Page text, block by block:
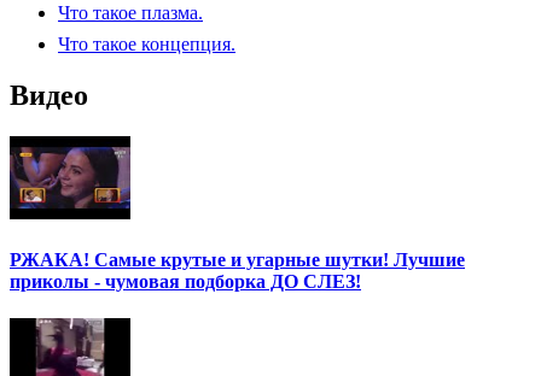
Что такое плазма.
Что такое концепция.
Видео
РЖАКА! Самые крутые и угарные шутки! Лучшие
приколы - чумовая подборка ДО СЛЕЗ!